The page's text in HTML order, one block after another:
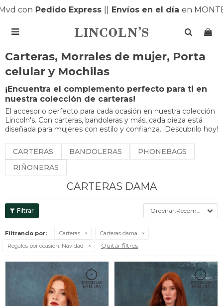
conPedido Express||Envíos en el díaen

Carteras, Morrales de mujer, Porta
celular y Mochilas
¡Encuentra el complemento perfecto para ti en
nuestra colección de carteras!
El accesorio perfecto para cada ocasión en nuestra colección
Lincoln's. Con carteras, bandoleras y más, cada pieza está
diseñada para mujeres con estilo y confianza. ¡Descubrilo hoy!
CARTERAS BANDOLERAS
PHONEBAGS
RIÑONERAS
CARTERAS DAMA
Recomendados
Filtrando por: Carteras
Carteras dama
Regalos por ocasión: Navidad Quitar filtros